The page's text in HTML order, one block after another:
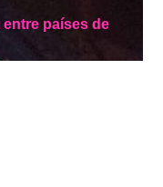
países de